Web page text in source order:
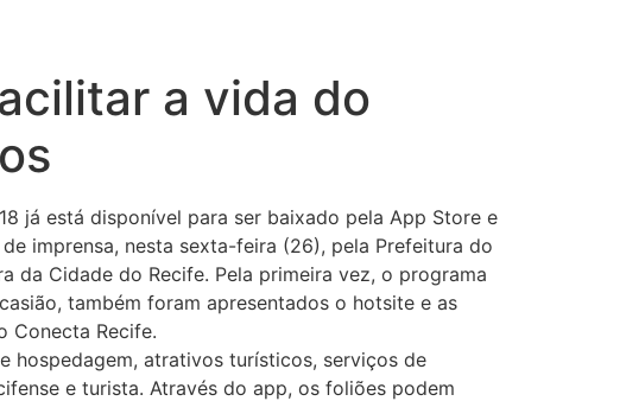
a vida do
já está disponível para ser baixado pela App Store e
imprensa, nesta sexta-feira (26), pela Prefeitura do
da Cidade do Recife. Pela primeira vez, o programa
também foram apresentados o hotsite e as
Conecta Recife.
hospedagem, atrativos turísticos, serviços de
e turista. Através do app, os foliões podem